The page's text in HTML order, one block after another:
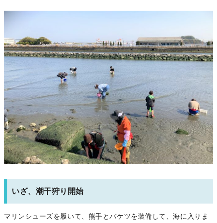
いざ、潮干狩り開始
マリンシューズを履いて、熊手とバケツを装備して、海に入りま